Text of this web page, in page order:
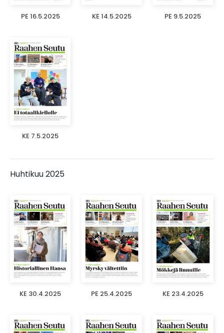
PE 16.5.2025 KE 14.5.2025 PE 9.5.2025
KE 7.5.2025
Huhtikuu 2025
KE 30.4.2025 PE 25.4.2025 KE 23.4.2025